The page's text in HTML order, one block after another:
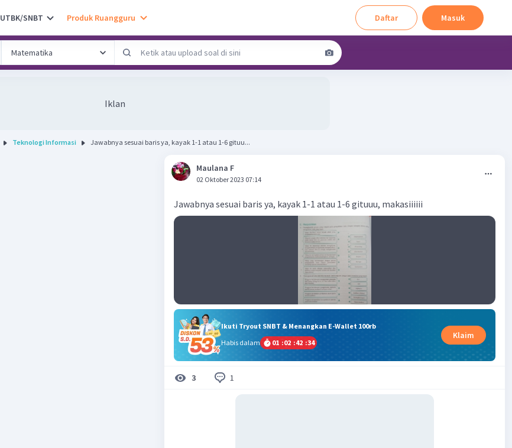
UTBK/SNBT Produk Ruangguru Daftar Masuk
Iklan
Teknologi Informasi Jawabnya sesuai baris ya, kayak 1-1 atau 1-6 gituu...
Maulana F
02 Oktober 2023 07:14
Jawabnya sesuai baris ya, kayak 1-1 atau 1-6 gituuu, makasiiiiii
Ikuti Tryout SNBT & Menangkan E-Wallet 100rb
Habis dalam
01 :02 :42 :34
Klaim
3 1